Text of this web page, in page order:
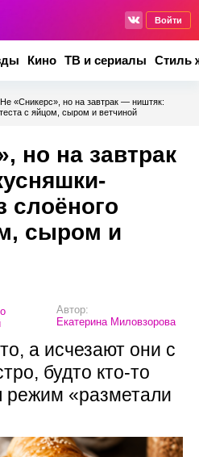
Войти
Кино ТВ и сериалы Стиль
Не «Сникерс», но на завтрак — ништяк:
с яйцом, сыром и ветчиной
но на завтрак
слоёного
сыром и
Автор:
Екатерина Миловзорова
а исчезают они с
будто кто-то
режим «разметали